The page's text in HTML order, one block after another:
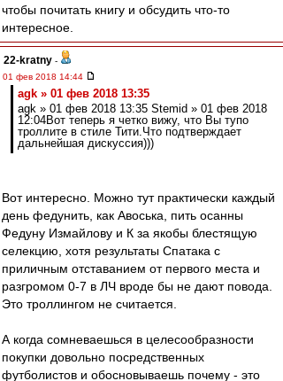
чтобы почитать книгу и обсудить что-то
интересное.
22-kratny -
01 фев 2018 14:44
agk » 01 фев 2018 13:35
agk » 01 фев 2018 13:35 Stemid » 01 фев 2018
12:04Вот теперь я четко вижу, что Вы тупо
троллите в стиле Тити.Что подтверждает
дальнейшая дискуссия)))
Вот интересно. Можно тут практически каждый
день федунить, как Авоська, пить осанны
Федуну Измайлову и К за якобы блестящую
селекцию, хотя результаты Спатака с
приличным отставанием от первого места и
разгромом 0-7 в ЛЧ вроде бы не дают повода.
Это троллингом не считается.
А когда сомневаешься в целесообразности
покупки довольно посредственных
футболистов и обосновываешь почему - это